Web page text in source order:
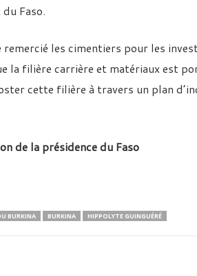
Faso.
remercié les cimentiers pour les
la filière carrière et matériaux est
cette filière à travers un plan
de la présidence du Faso
BURKINA BURKINA HIPPOLYTE GUINGUÉRÉ